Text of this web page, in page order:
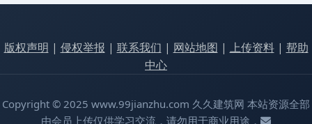
版权声明 | 侵权举报 | 联系我们 | 网站地图 | 上传资料| 帮助
中心
Copyright © 2025 www.99jianzhu.com 久久建筑网 本站资源全部
由会员上传仅供学习交流，请勿用于商业用途，